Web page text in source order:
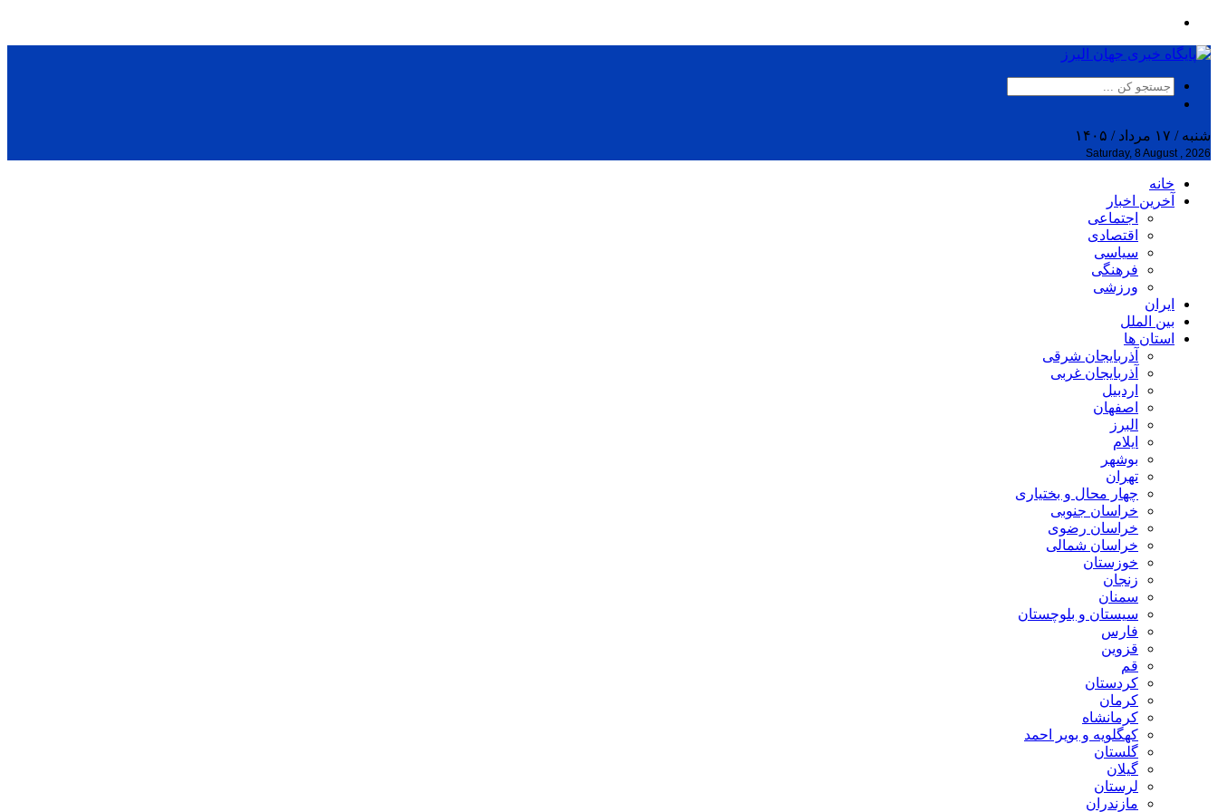
شنبه / ۱۷ مرداد / ۱۴۰۵
Saturday, 8 August , 2026
خانه
آخرین اخبار
اجتماعی
اقتصادی
سیاسی
فرهنگی
ورزشی
ایران
بین الملل
استان ها
آذربایجان شرقی
آذربایجان غربی
اردبیل
اصفهان
البرز
ایلام
بوشهر
تهران
چهار محال و بختیاری
خراسان جنوبی
خراسان رضوی
خراسان شمالی
خوزستان
زنجان
سمنان
سیستان و بلوچستان
فارس
قزوین
قم
کردستان
کرمان
کرمانشاه
کهگلویه و بویر احمد
گلستان
گیلان
لرستان
مازندران